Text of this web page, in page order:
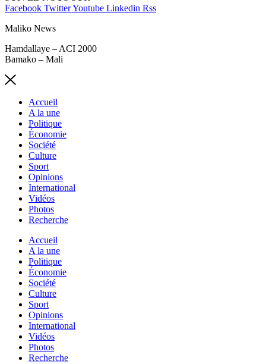
Facebook TwitterYoutube Linkedin Rss
Maliko News
Hamdallaye – ACI 2000
Bamako – Mali
Accueil
A la une
Politique
Économie
Société
Culture
Sport
Opinions
International
Vidéos
Photos
Recherche
Accueil
A la une
Politique
Économie
Société
Culture
Sport
Opinions
International
Vidéos
Photos
Recherche